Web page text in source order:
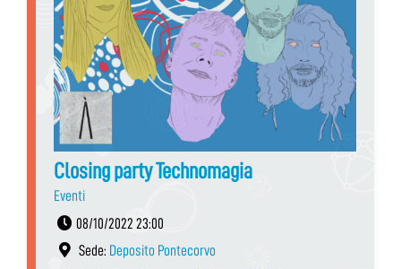
Closing party Technomagia
Eventi
08/10/2022 23:00
Sede: Deposito Pontecorvo